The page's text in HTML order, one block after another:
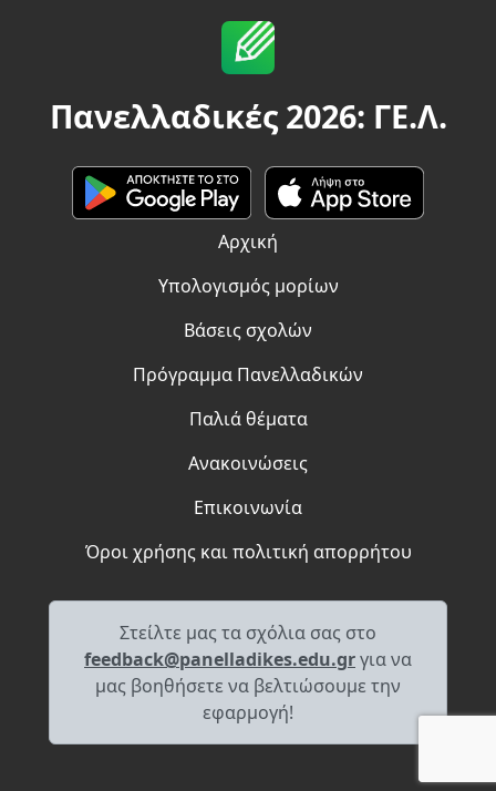
Πανελλαδικές 2026: ΓΕ.Λ.
Αρχική
Υπολογισμός μορίων
Βάσεις σχολών
Πρόγραμμα Πανελλαδικών
Παλιά θέματα
Ανακοινώσεις
Επικοινωνία
Όροι χρήσης και πολιτική απορρήτου
Στείλτε μας τα σχόλια σας στο
feedback@panelladikes.edu.grγια να
μας βοηθήσετε να βελτιώσουμε την
εφαρμογή!